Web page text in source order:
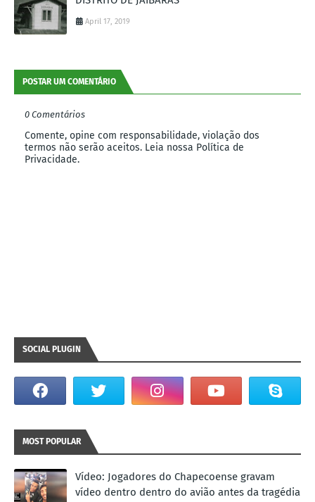
April 17, 2019
POSTAR UM COMENTÁRIO
0 Comentários
Comente, opine com responsabilidade, violação dos
termos não serão aceitos. Leia nossa Política de
Privacidade.
SOCIAL PLUGIN
MOST POPULAR
Vídeo: Jogadores do Chapecoense gravam
vídeo dentro dentro do avião antes da tragédia